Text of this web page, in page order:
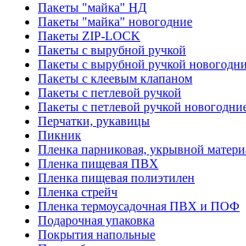
Пакеты "майка" НД
Пакеты "майка" новогодние
Пакеты ZIP-LOCK
Пакеты с вырубной ручкой
Пакеты с вырубной ручкой
Пакеты с клеевым клапаном
Пакеты с петлевой ручкой
Пакеты с петлевой ручкой
Перчатки, рукавицы
Пикник
Пленка парниковая, укрывной
Пленка пищевая ПВХ
Пленка пищевая полиэтилен
Пленка стрейч
Пленка термоусадочная ПВХ и ПОФ
Подарочная упаковка
Покрытия напольные